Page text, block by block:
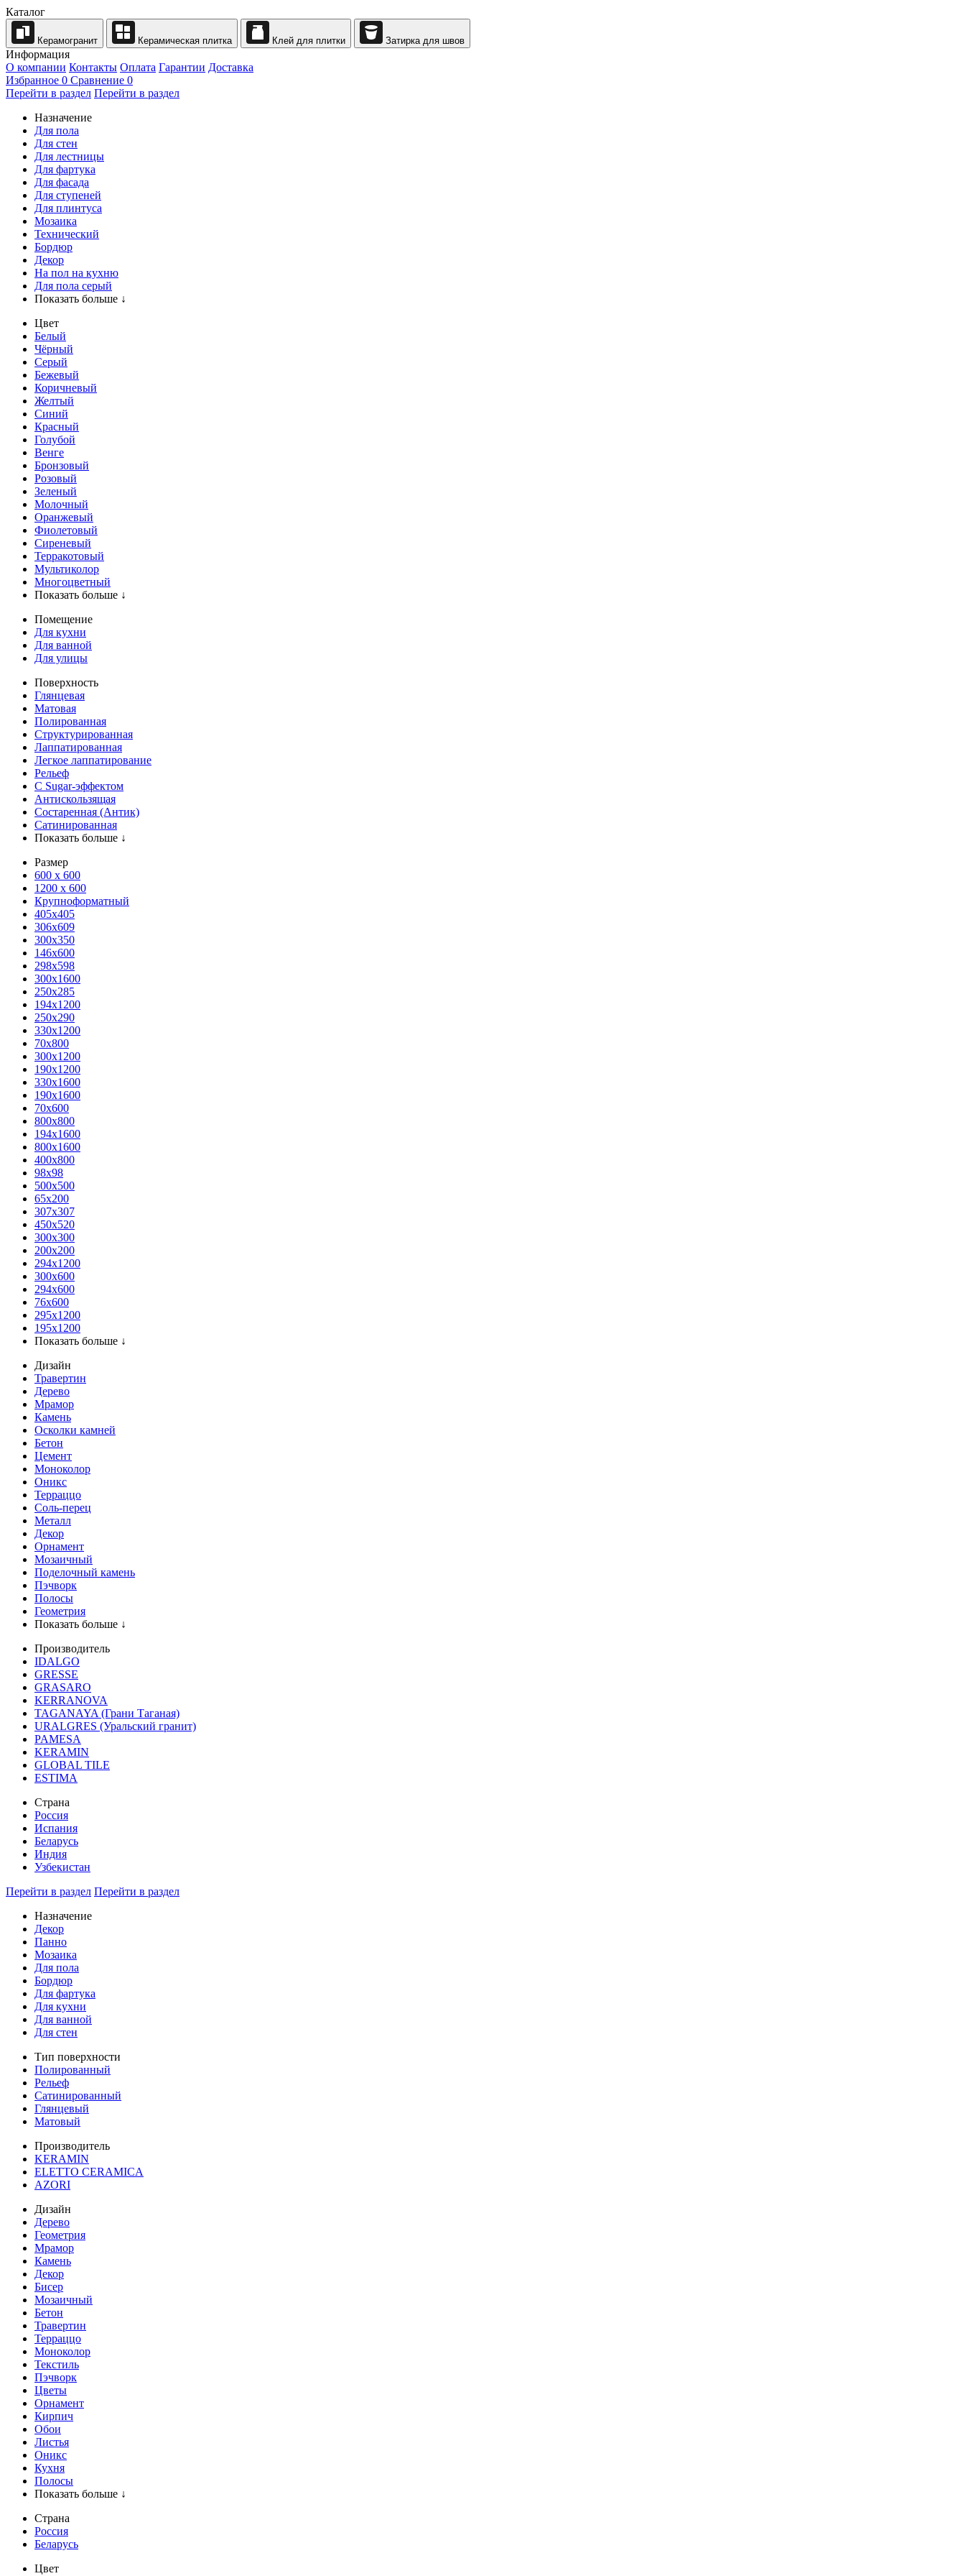
Каталог
Керамогранит Керамическая плитка Клей для плитки Затирка для швов
Информация
О компании Контакты Оплата Гарантии Доставка
Избранное 0 Сравнение 0
Перейти в раздел Перейти в раздел
Назначение
Для пола
Для стен
Для лестницы
Для фартука
Для фасада
Для ступеней
Для плинтуса
Мозаика
Технический
Бордюр
Декор
На пол на кухню
Для пола серый
Показать больше ↓
Цвет
Белый
Чёрный
Серый
Бежевый
Коричневый
Желтый
Синий
Красный
Голубой
Венге
Бронзовый
Розовый
Зеленый
Молочный
Оранжевый
Фиолетовый
Сиреневый
Терракотовый
Мультиколор
Многоцветный
Показать больше ↓
Помещение
Для кухни
Для ванной
Для улицы
Поверхность
Глянцевая
Матовая
Полированная
Структурированная
Лаппатированная
Легкое лаппатирование
Рельеф
С Sugar-эффектом
Антискользящая
Состаренная (Антик)
Сатинированная
Показать больше ↓
Размер
600 х 600
1200 х 600
Крупноформатный
405x405
306x609
300x350
146x600
298x598
300x1600
250x285
194x1200
250x290
330x1200
70x800
300x1200
190x1200
330x1600
190x1600
70x600
800x800
194x1600
800x1600
400х800
98x98
500x500
65x200
307x307
450x520
300x300
200x200
294x1200
300x600
294x600
76х600
295х1200
195х1200
Показать больше ↓
Дизайн
Травертин
Дерево
Мрамор
Камень
Осколки камней
Бетон
Цемент
Моноколор
Оникс
Терраццо
Соль-перец
Металл
Декор
Орнамент
Мозаичный
Поделочный камень
Пэчворк
Полосы
Геометрия
Показать больше ↓
Производитель
IDALGO
GRESSE
GRASARO
KERRANOVA
TAGANAYA (Грани Таганая)
URALGRES (Уральский гранит)
PAMESA
KERAMIN
GLOBAL TILE
ESTIMA
Страна
Россия
Испания
Беларусь
Индия
Узбекистан
Перейти в раздел Перейти в раздел
Назначение
Декор
Панно
Мозаика
Для пола
Бордюр
Для фартука
Для кухни
Для ванной
Для стен
Тип поверхности
Полированный
Рельеф
Сатинированный
Глянцевый
Матовый
Производитель
KERAMIN
ELETTO CERAMICA
AZORI
Дизайн
Дерево
Геометрия
Мрамор
Камень
Декор
Бисер
Мозаичный
Бетон
Травертин
Терраццо
Моноколор
Текстиль
Пэчворк
Цветы
Орнамент
Кирпич
Обои
Листья
Оникс
Кухня
Полосы
Показать больше ↓
Страна
Россия
Беларусь
Цвет